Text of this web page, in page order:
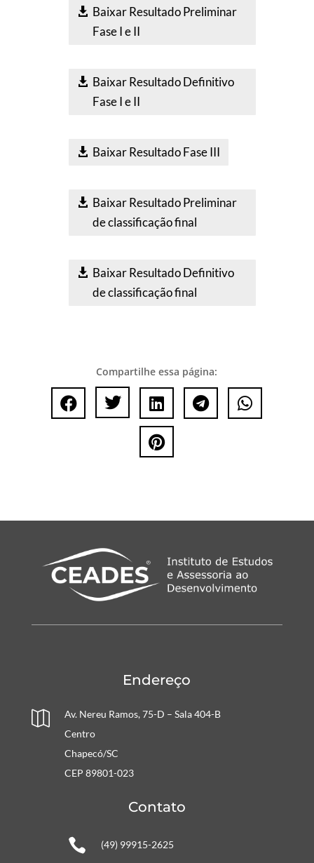
Baixar Resultado Preliminar
Fase I e II
Baixar Resultado Definitivo
Fase I e II
Baixar Resultado Fase III
Baixar Resultado Preliminar
de classificação final
Baixar Resultado Definitivo
de classificação final
Compartilhe essa página:
    

Endereço

Av. Nereu Ramos, 75-D – Sala 404-B
Centro
Chapecó/SC
CEP 89801-023
Contato
 (49) 99915-2625